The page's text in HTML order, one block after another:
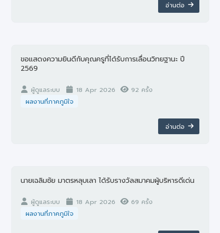
อ่านต่อ
ขอแสดงความยินดีกับคุณครูที่ได้รับการเลื่อนวิทยฐานะ ปี
2569
ผู้ดูแลระบบ 18 Apr 2026
92 ครั้ง
ผลงานที่ภาคภูมิใจ
อ่านต่อ
นายเฉลิมชัย มาตรหลุบเลา ได้รับรางวัลสมาคมผู้บริหารดีเด่น
ผู้ดูแลระบบ 18 Apr 2026
69 ครั้ง
ผลงานที่ภาคภูมิใจ